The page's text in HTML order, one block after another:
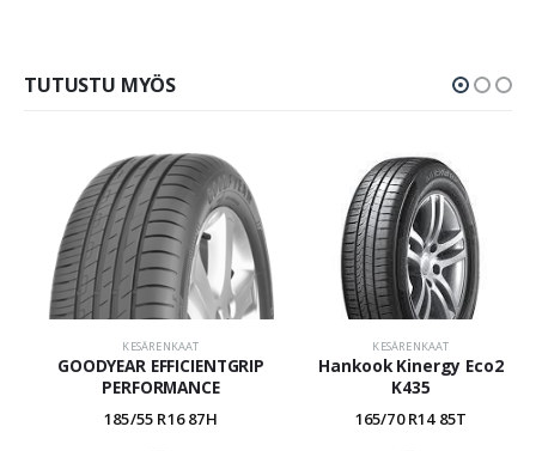
TUTUSTU MYÖS
KESÄRENKAAT
GOODYEAR EFFICIENTGRIP
PERFORMANCE
185/55 R16 87H
KESÄRENKAAT
Hankook Kinergy Eco2
K435
165/70 R14 85T